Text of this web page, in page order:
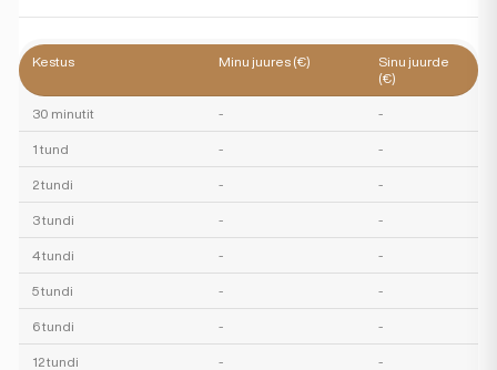
Kestus Minu juures (€)
Sinu juurde
(€)
30 minutit - -
1 tund - -
2 tundi - -
3 tundi - -
4 tundi - -
5 tundi - -
6 tundi - -
12 tundi - -